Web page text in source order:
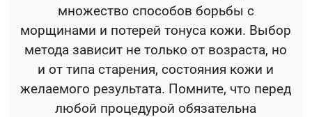
множество способов борьбы с
морщинами и потерей тонуса кожи. Выбор
метода зависит не только от возраста, но
и от типа старения, состояния кожи и
желаемого результата. Помните, что перед
любой процедурой обязательна